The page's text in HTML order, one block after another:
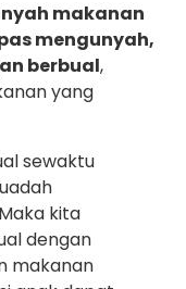
makanan
mengunyah,
berbual,
yang
sewaktu
kita
dengan
makanan